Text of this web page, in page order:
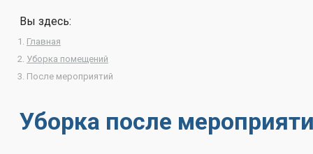
Вы здесь:
Главная
Уборка помещений
После мероприятий
Уборка после